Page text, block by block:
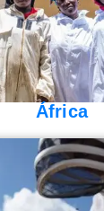
África